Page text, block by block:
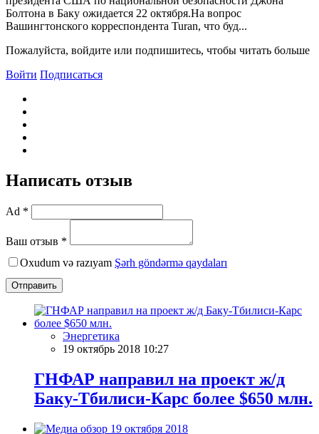
Болтона в Баку ожидается 22 октября.На вопрос
Bашингтонского корреспондента Turan, что буд...
Пожалуйста, войдите или подпишитесь, чтобы читать больше
Войти Подписаться
Написать отзыв
Ad *
Ваш отзыв *
Oxudum və razıyam Şərh göndərmə qaydaları
Отправить
Энергетика
19 октябрь 2018 10:27
ГНФАР направил на проект ж/д
Баку-Тбилиси-Карс более $650 млн.